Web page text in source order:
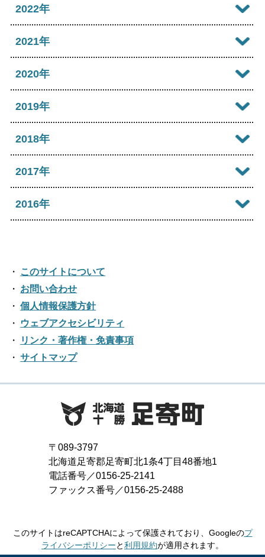
2026年04月
2026年03月
2026年02月
2025年08月
2025年07月
2025年06月
2025年04月
2025年02月
2024年10月
2024年08月
2024年07月
2024年06月
2024年04月
2024年01月
2023年12月
2023年10月
2023年08月
2023年07月
2023年06月
2023年04月
2023年02月
2023年01月
2022年
2022年12月
2022年10月
2022年08月
2022年07月
2022年06月
2022年03月
2022年02月
2021年
2021年12月
2021年10月
2021年08月
2021年07月
2021年04月
2021年03月
2021年02月
2021年01月
2020年
2020年12月
2020年10月
2020年08月
2020年05月
2020年04月
2020年03月
2019年
2019年12月
2019年10月
2019年07月
2019年06月
2019年05月
2019年02月
2019年01月
2018年
2018年12月
2018年10月
2018年08月
2018年07月
2018年06月
2018年05月
2018年04月
2018年03月
2018年01月
2017年
2017年12月
2017年08月
2017年07月
2017年06月
2017年05月
2017年04月
2017年02月
2017年01月
2016年
2016年10月
2016年09月
2016年08月
2016年05月
2016年04月
2016年03月
このサイトについて
お問い合わせ
個人情報保護方針
ウェブアクセシビリティ
リンク・著作権・免責事項
サイトマップ
〒089-3797
北海道足寄郡足寄町北1条4丁目48番地1
電話番号／0156-25-2141
ファックス番号／0156-25-2488
このサイトはreCAPTCHAによって保護されており、Googleのプ
ライバシーポリシーと利用規約が適用されます。